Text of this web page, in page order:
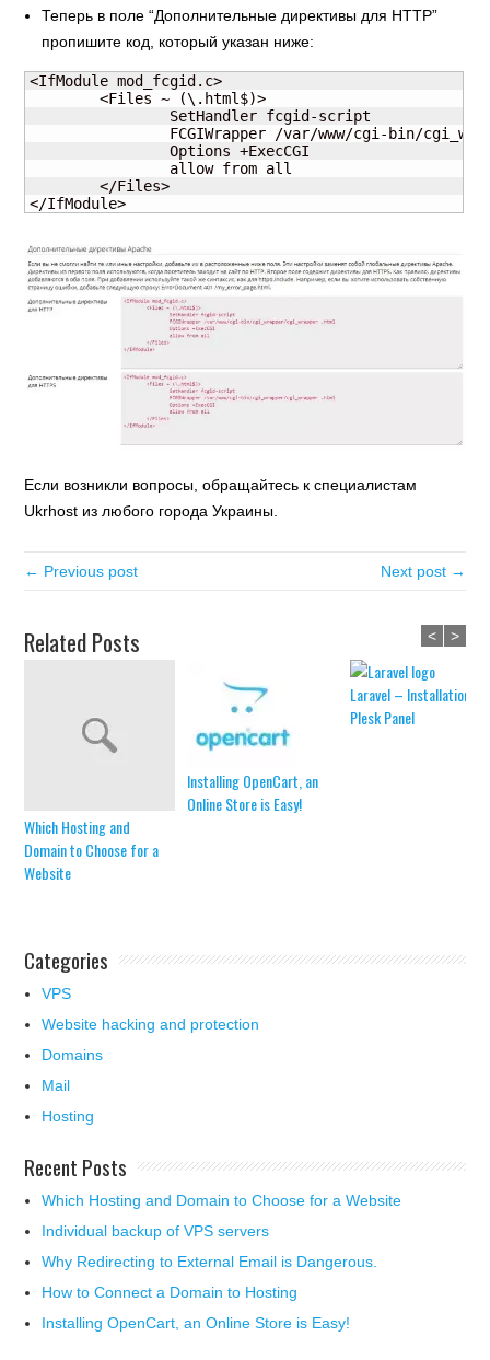
Теперь в поле “Дополнительные директивы для HTTP”
пропишите код, который указан ниже:
<IfModule mod_fcgid.c>
	<Files ~ (\.html$)>
		Options +ExecCGI
	</Files>
</IfModule>
Если возникли вопросы, обращайтесь к специалистам
Ukrhost из любого города Украины.
← Previous post Next post →
Related Posts
Which Hosting and
Domain to Choose for a
Website
Installing OpenCart, an
Online Store is Easy!
Laravel – Installation in
Plesk Panel
< >
Categories
VPS
Website hacking and protection
Domains
Mail
Hosting
Recent Posts
Which Hosting and Domain to Choose for a Website
Individual backup of VPS servers
Why Redirecting to External Email is Dangerous.
How to Connect a Domain to Hosting
Installing OpenCart, an Online Store is Easy!